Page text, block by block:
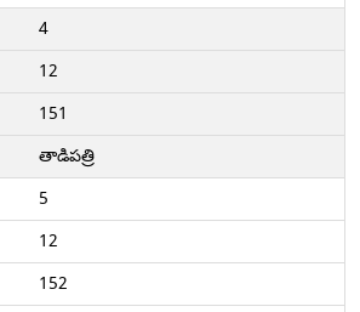
4
12
151
తాడిపత్రి
5
12
152